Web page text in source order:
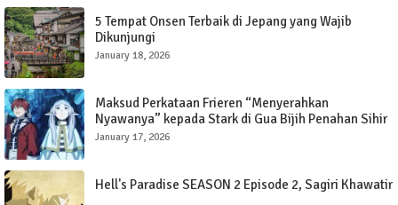
5 Tempat Onsen Terbaik di Jepang yang Wajib
Dikunjungi
January 18, 2026
Maksud Perkataan Frieren “Menyerahkan
Nyawanya” kepada Stark di Gua Bijih Penahan Sihir
dalam Frieren: Beyond The Journey’s End
January 17, 2026
Hell's Paradise SEASON 2 Episode 2, Sagiri Khawatir